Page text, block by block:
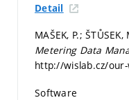
Detail
MAŠEK, P.;
Metering Data
http://wislab.cz/
Software